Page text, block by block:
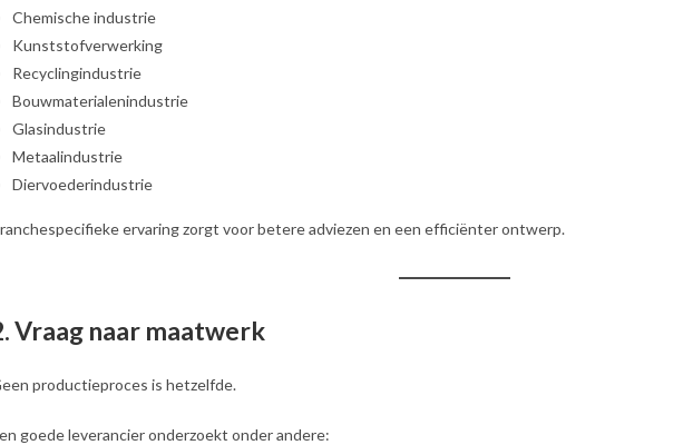
Chemische industrie
Kunststofverwerking
Recyclingindustrie
Bouwmaterialenindustrie
Glasindustrie
Metaalindustrie
Diervoederindustrie
ervaring zorgt voor betere adviezen en een efficiënter ontwerp.
Vraag naar maatwerk
productieproces is hetzelfde.
goede leverancier onderzoekt onder andere: